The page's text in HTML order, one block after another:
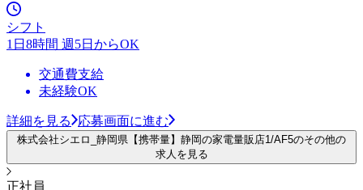
シフト
1日8時間 週5日からOK
交通費支給
未経験OK
詳細を見る 応募画面に進む
株式会社シエロ_静岡県【携帯量】静岡の家電量販店1/AF5のその他の
求人を見る
正社員